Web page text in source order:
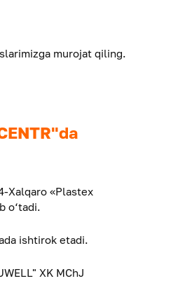
murojat qiling.
Xalqaro «Plastex
o‘tadi.
ishtirok etadi.
XK MChJ